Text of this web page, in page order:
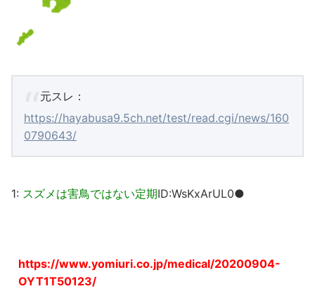
元スレ：
https://hayabusa9.5ch.net/test/read.cgi/news/160
0790643/
1: スズメは害鳥ではない定期ID:WsKxArUL0●
https://www.yomiuri.co.jp/medical/20200904-
OYT1T50123/